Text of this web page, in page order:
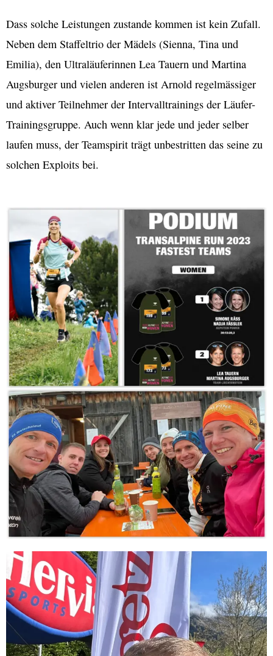
Dass solche Leistungen zustande kommen ist kein Zufall.
Neben dem Staffeltrio der Mädels (Sienna, Tina und
Emilia), den Ultraläuferinnen Lea Tauern und Martina
Augsburger und vielen anderen ist Arnold regelmässiger
und aktiver Teilnehmer der Intervalltrainings der Läufer-
Trainingsgruppe. Auch wenn klar jede und jeder selber
laufen muss, der Teamspirit trägt unbestritten das seine zu
solchen Exploits bei.